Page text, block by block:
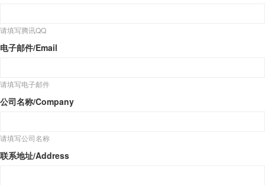
请填写腾讯QQ
电子邮件/Email
请填写电子邮件
公司名称/Company
请填写公司名称
联系地址/Address